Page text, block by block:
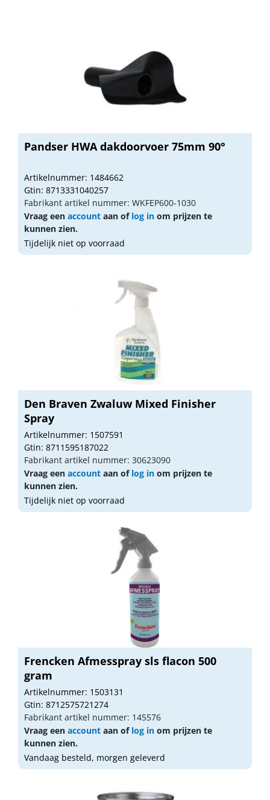
Pandser HWA dakdoorvoer 75mm 90°
Artikelnummer: 1484662
Gtin: 8713331040257
Fabrikant artikel nummer: WKFEP600-1030
Vraag een account aan of log in om prijzen te
kunnen zien.
Tijdelijk niet op voorraad
Den Braven Zwaluw Mixed Finisher
Spray
Artikelnummer: 1507591
Gtin: 8711595187022
Fabrikant artikel nummer: 30623090
Vraag een account aan of log in om prijzen te
kunnen zien.
Tijdelijk niet op voorraad
Frencken Afmesspray sls flacon 500
gram
Artikelnummer: 1503131
Gtin: 8712575721274
Fabrikant artikel nummer: 145576
Vraag een account aan of log in om prijzen te
kunnen zien.
Vandaag besteld, morgen geleverd